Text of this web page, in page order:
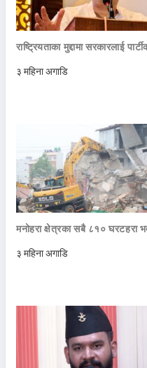
राष्ट्रियताका मुद्दामा सरकारलाई
३ महिना अगाडि
मनोहरा क्षेत्रका सबै ८१० घरटहरा
३ महिना अगाडि